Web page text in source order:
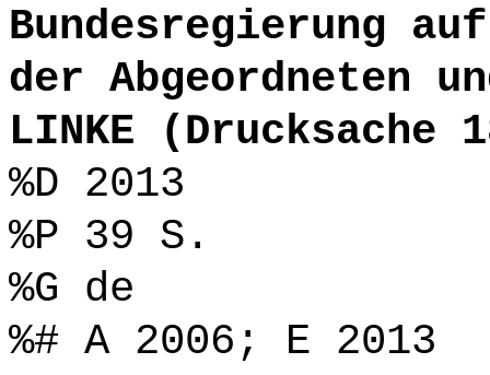
Bundesregierung
der Abgeordneten
LINKE (Drucksache
%D 2013
%P 39 S.
%G de
%# A 2006; E 2013